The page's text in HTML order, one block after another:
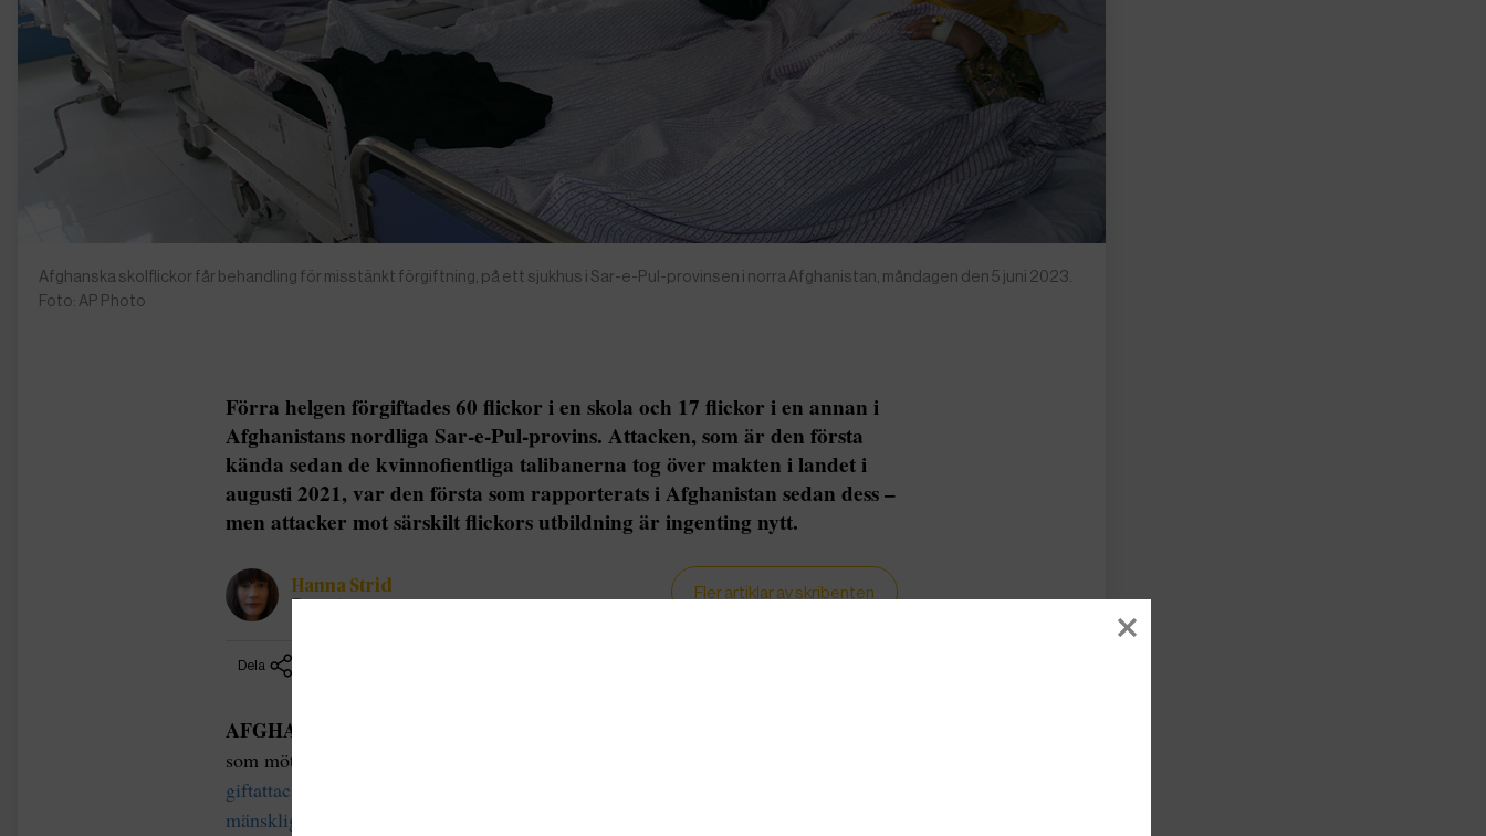
Afghanska skolflickor får behandling för misstänkt förgiftning, på ett sjukhus i Sar-e-Pul-provinsen i norra Afghanistan, måndagen den 5 juni 2023.
Foto: AP Photo
Förra helgen förgiftades 60 flickor i en skola och 17 flickor i en annan i
Afghanistans nordliga Sar-e-Pul-provins. Attacken, som är den första
kända sedan de kvinnofientliga talibanerna tog över makten i landet i
augusti 2021, var den första som rapporterats i Afghanistan sedan dess –
men attacker mot särskilt flickors utbildning är ingenting nytt.
Hanna Strid
Reporter
Fler artiklar av skribenten
Dela
AFGHANISTAN |
som mötts av urskillningslöst våld och godtyckliga fängslanden – har
giftattacker mot skolflickor
mänskliga rättigheter